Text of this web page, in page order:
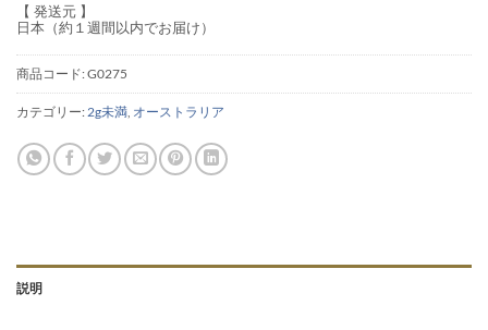
【 発送元 】
日本（約１週間以内でお届け）
商品コード:G0275
カテゴリー: 2g未満 オーストラリア
説明